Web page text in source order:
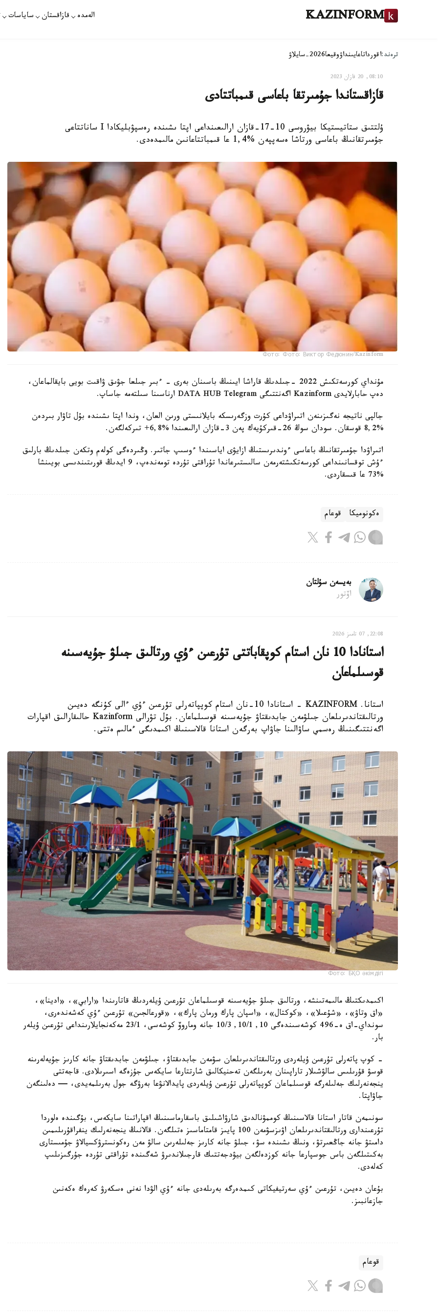
KAZINFORM الەمدە قازاقستان ساياسات
ترەند:اقورداتاعايىنداۋوقيعا2026-سايلاۋ
08:10, 20 قازان 2023
قازاقستاندا جۇمىرتقا باعاسى قىمباتتادى
ۇلتتىق ستاتيستيكا بيۋروسى 10-17-قازان ارالىعىنداعى اپتا ىشىندە رەسپۋبليكادا I ساناتتاعى
جۇمىرتقانىڭ باعاسى ورتاشا ەسەپپەن %1,4 عا قىمباتتاعانىن مالىمدەدى.
Фото: Фото: Виктор Федюнин/Kazinform
مۇنداي كورسەتكىش 2022 -جىلدىڭ قاراشا ايىنىڭ باسىنان بەرى - ءبىر جىلعا جۋىق ۋاقىت بويى بايقالماعان،
دەپ حابارلايدى Kazinform اگەنتتىگى DATA HUB Telegram ارناسىنا سىلتەمە جاساپ.
جالپى ناتيجە نەگىزىنەن اتىراۋداعى كۇرت وزگەرىسكە بايلانىستى ورىن العان، وندا اپتا ىشىندە بۇل تاۋار بىردەن
%8,2 قوسقان. سودان سوڭ 26-قىركۇيەك پەن 3-قازان ارالىعىندا %6,8+ تىركەلگەن.
اتىراۋدا جۇمىرتقانىڭ باعاسى ءوندىرىستىڭ ازايۋى اياسىندا ءوسىپ جاتىر. وڭىردەگى كولەم وتكەن جىلدىڭ بارلىق
ءۇش توقسانىنداعى كورسەتكىشتەرمەن سالىستىرعاندا تۇراقتى تۇردە تومەندەپ، 9 ايدىڭ قورىتىندىسى بويىنشا
%73 عا قىسقاردى.
ەكونوميكا قوعام
بەيسەن سۇلتان
اۆتور
22:08, 07 تامىز 2026
استانادا 10 نان استام كوپقاباتتى تۇرعىن ءۇي ورتالىق جىلۋ جۇيەسىنە
قوسىلماعان
استانا. KAZINFORM - استانادا 10-نان استام كوپپاتەرلى تۇرعىن ءۇي ءالى كۇنگە دەيىن
ورتالىقتاندىرىلعان جىلۋمەن جابدىقتاۋ جۇيەسىنە قوسىلماعان. بۇل تۋرالى Kazinform حالىقارالىق اقپارات
اگەنتتىگىنىڭ رەسمي ساۋالىنا جاۋاپ بەرگەن استانا قالاسىنىڭ اكىمدىگى ءمالىم ەتتى.
Фото: БҚО әкімдігі
اكىمدىكتىڭ مالىمەتىنشە، ورتالىق جىلۋ جۇيەسىنە قوسىلماعان تۇرعىن ۇيلەردىڭ قاتارىندا «ارابي»، «ادينا»،
«اق وتاۋ»، «شۇعىلا»، «كوكتال»، «اسپان پارك ورمان پارك»، «قورعالجىن» تۇرعىن ءۇي كەشەندەرى،
سونداي-اق ە-496 كوشەسىندەگى 10, 10/1, 10/3 جانە وماروۆ كوشەسى، 23/1 مەكەنجايلارىنداعى تۇرعىن ۇيلەر
بار.
- كوپ پاتەرلى تۇرعىن ۇيلەردى ورتالىقتاندىرىلعان سۋمەن جابدىقتاۋ، جىلۋمەن جابدىقتاۋ جانە كارىز جۇيەلەرىنە
قوسۋ قۇرىلىس سالۋشىلار تاراپىنان بەرىلگەن تەحنيكالىق شارتتارعا سايكەس جۇزەگە اسىرىلادى. قاجەتتى
ينجەنەرلىك جەلىلەرگە قوسىلماعان كوپپاتەرلى تۇرعىن ۇيلەردى پايدالانۋعا بەرۋگە جول بەرىلمەيدى، — دەلىنگەن
جاۋاپتا.
سونىمەن قاتار استانا قالاسىنىڭ كوممۋنالدىق شارۋاشىلىق باسقارماسىنىڭ اقپاراتىنا سايكەس، بۇگىندە ەلوردا
تۇرعىندارى ورتالىقتاندىرىلعان اۋىزسۋمەن 100 پايىز قامتاماسىز ەتىلگەن. قالانىڭ ينجەنەرلىك ينفراقۇرىلىمىن
دامىتۋ جانە جاڭعىرتۋ، ونىڭ ىشىندە سۋ، جىلۋ جانە كارىز جەلىلەرىن سالۋ مەن رەكونسترۋكسيالاۋ جۇمىستارى
بەكىتىلگەن باس جوسپارعا جانە كوزدەلگەن بيۋدجەتتىك قارجىلاندىرۋ شەگىندە تۇراقتى تۇردە جۇرگىزىلىپ
كەلەدى.
بۇعان دەيىن، تۇرعىن ءۇي سەرتيفيكاتى كىمدەرگە بەرىلەدى جانە ءۇي الۋدا نەنى ەسكەرۋ كەرەك ەكەنىن
جازعانبىز.
قوعام